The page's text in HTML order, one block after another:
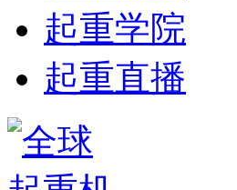
起重学院
起重直播